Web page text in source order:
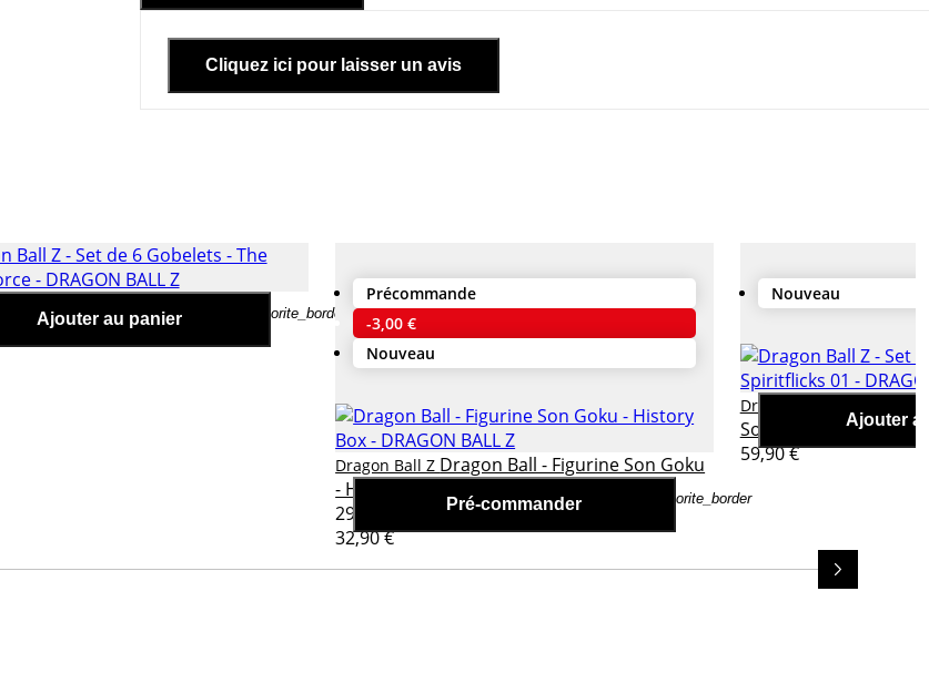
Cliquez ici pour laisser un avis
Ajouter au panier favorite_border
Z
Dragon Ball Z - Set de 6 Gobelets
Force
Précommande
-3,00 €
Nouveau
Pré-commander favorite_border
Dragon Ball Z Dragon Ball - Figurine Son Goku
- History Box
29,90 €
32,90 €
Nouveau
Ajouter
Dragon Ball Z
Son Goku - Spiritflicks
59,90 €